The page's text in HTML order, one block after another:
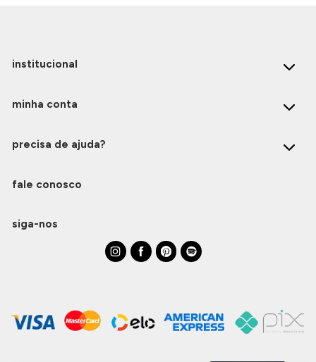
institucional
minha conta
precisa de ajuda?
fale conosco
siga-nos